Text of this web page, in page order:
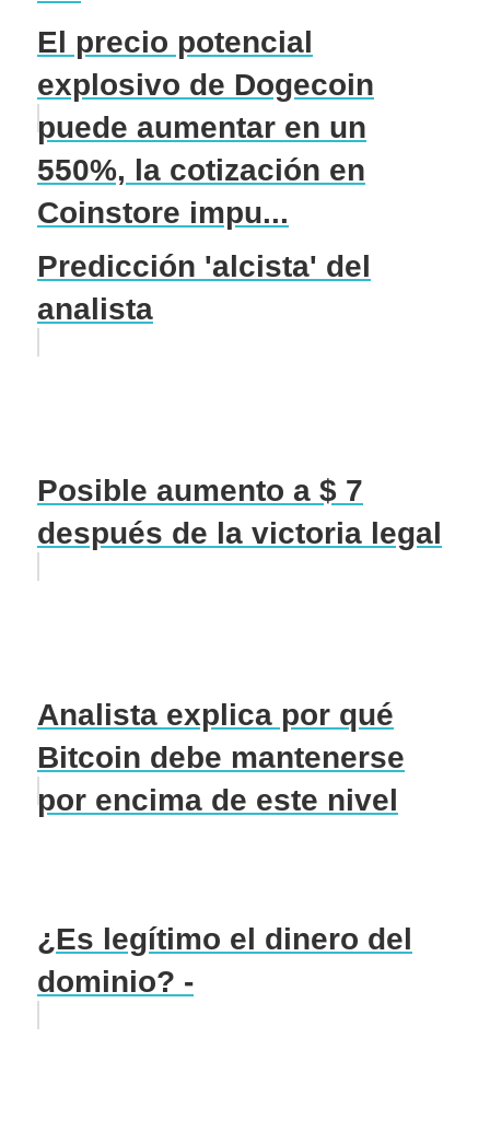
El precio potencial
explosivo de Dogecoin
puede aumentar en un
550%, la cotización en
Coinstore impu...
Predicción 'alcista' del
analista
Posible aumento a $ 7
después de la victoria legal
Analista explica por qué
Bitcoin debe mantenerse
por encima de este nivel
¿Es legítimo el dinero del
dominio? -